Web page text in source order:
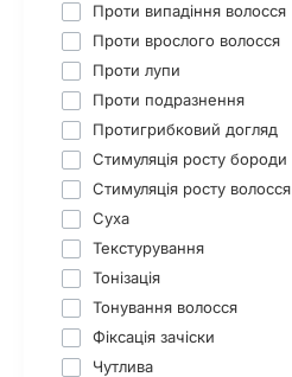
Проти випадіння волосся
Проти врослого волосся
Проти лупи
Проти подразнення
Протигрибковий догляд
Стимуляція росту бороди
Стимуляція росту волосся
Суха
Текстурування
Тонізація
Тонування волосся
Фіксація зачіски
Чутлива